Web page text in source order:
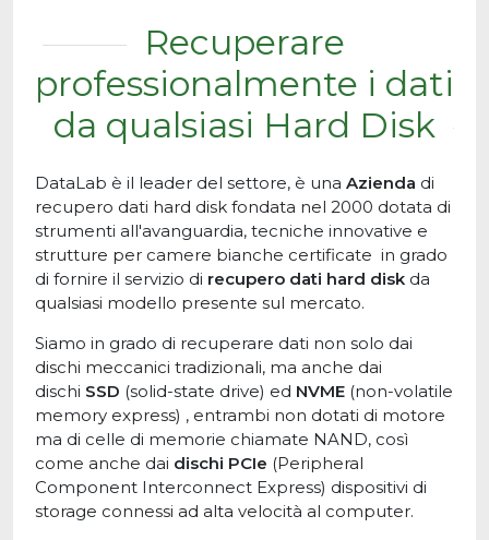
Recuperare
professionalmente i dati
da qualsiasi Hard Disk
DataLab è il leader del settore, è una Azienda di
recupero dati hard disk fondata nel 2000 dotata di
strumenti all'avanguardia, tecniche innovative e
strutture per camere bianche certificate in grado
di fornire il servizio di recupero dati hard disk da
qualsiasi modello presente sul mercato.
Siamo in grado di recuperare dati non solo dai
dischi meccanici tradizionali, ma anche dai
dischi SSD (solid-state drive) ed NVME (non-volatile
memory express) , entrambi non dotati di motore
ma di celle di memorie chiamate NAND, così
come anche dai dischi PCIe (Peripheral
Component Interconnect Express) dispositivi di
storage connessi ad alta velocità al computer.